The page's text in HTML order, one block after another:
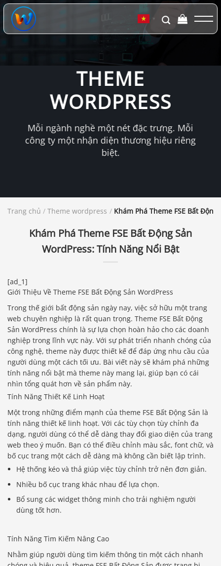
Chuyển
đến
dung
▼
THEME
WORDPRESS
Mỗi ngành nghề một nét đặc trưng. Mỗi
công ty một nhận diện thương hiệu riêng
biệt.
Trang chủ / Theme wordpress / Khám Phá Theme FSE Bất
Khám Phá Theme FSE Bất Động Sản
WordPress: Tính Năng Nổi Bật
[ad_1]
Giới Thiệu Về Theme FSE Bất Động Sản WordPress
Trong thế giới bất động sản ngày nay, việc sở hữu một trang
web chuyên nghiệp là rất quan trọng. Theme FSE Bất Động
Sản WordPress chính là sự lựa chọn hoàn hảo cho các doanh
nghiệp trong lĩnh vực này. Với sự phát triển nhanh chóng của
công nghệ, theme này được thiết kế để đáp ứng nhu cầu của
người dùng một cách tối ưu. Bài viết này sẽ khám phá những
tính năng nổi bật mà theme này mang lại, giúp bạn có cái
nhìn tổng quát hơn về sản phẩm này.
Tính Năng Thiết Kế Linh Hoạt
Một trong những điểm mạnh của theme FSE Bất Động Sản là
tính năng thiết kế linh hoạt. Với các tùy chọn tùy chỉnh đa
dạng, người dùng có thể dễ dàng thay đổi giao diện của trang
web theo ý muốn. Bạn có thể điều chỉnh màu sắc, font chữ, và
bố cục trang một cách dễ dàng mà không cần biết lập trình.
Hệ thống kéo và thả giúp việc tùy chỉnh trở nên đơn giản.
Nhiều bố cục trang khác nhau để lựa chọn.
Bổ sung các widget thông minh cho trải nghiệm người
dùng tốt hơn.
Tính Năng Tìm Kiếm Nâng Cao
Nhằm giúp người dùng tìm kiếm thông tin một cách nhanh